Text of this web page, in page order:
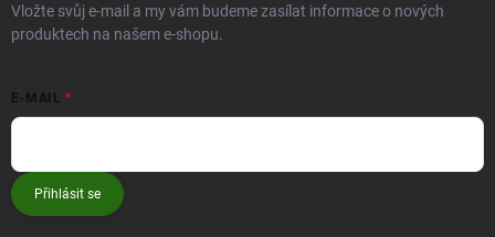
Vložte svůj e-mail a my vám budeme zasílat informace o nových
produktech na našem e-shopu.
E-MAIL
Přihlásit se